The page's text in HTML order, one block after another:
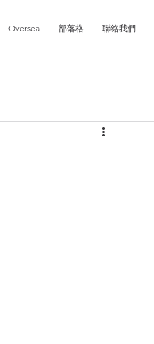
Oversea 部落格 聯絡我們